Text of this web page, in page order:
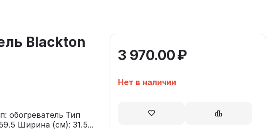
Blackton
обогреватель Тип
Ширина (см): 31.5...
3 970.00₽
Нет в наличии